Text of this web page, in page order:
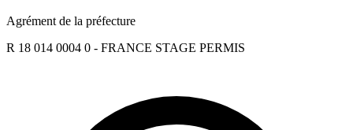
Agrément de la préfecture
R 18 014 0004 0 - FRANCE STAGE PERMIS